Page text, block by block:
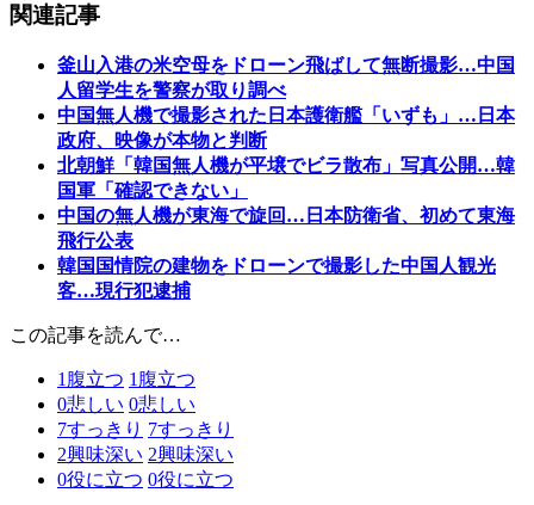
関連記事
釜山入港の米空母をドローン飛ばして無断撮影…中国
人留学生を警察が取り調べ
中国無人機で撮影された日本護衛艦「いずも」…日本
政府、映像が本物と判断
北朝鮮「韓国無人機が平壌でビラ散布」写真公開…韓
国軍「確認できない」
中国の無人機が東海で旋回…日本防衛省、初めて東海
飛行公表
韓国国情院の建物をドローンで撮影した中国人観光
客…現行犯逮捕
この記事を読んで…
1 腹立つ 1 腹立つ
0悲しい 0悲しい
7すっきり 7すっきり
2興味深い 2興味深い
0役に立つ 0役に立つ